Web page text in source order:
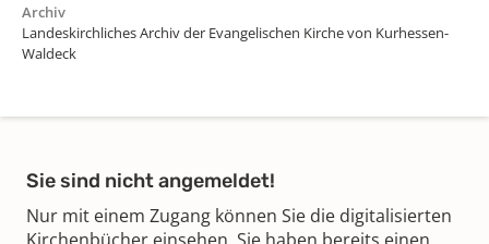
Archiv
Landeskirchliches Archiv der Evangelischen Kirche von Kurhessen-
Waldeck
Sie sind nicht angemeldet!
Nur mit einem Zugang können Sie die digitalisierten